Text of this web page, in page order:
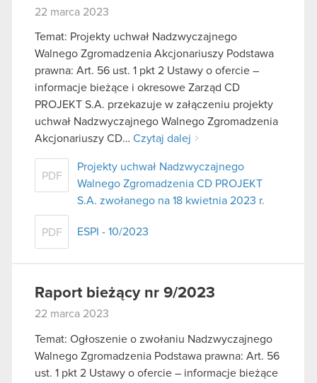
22 marca 2023
Temat: Projekty uchwał Nadzwyczajnego
Walnego Zgromadzenia Akcjonariuszy Podstawa
prawna: Art. 56 ust. 1 pkt 2 Ustawy o ofercie –
informacje bieżące i okresowe Zarząd CD
PROJEKT S.A. przekazuje w załączeniu projekty
uchwał Nadzwyczajnego Walnego Zgromadzenia
Akcjonariuszy CD… Czytaj dalej
PDF
Projekty uchwał Nadzwyczajnego
Walnego Zgromadzenia CD PROJEKT
S.A. zwołanego na 18 kwietnia 2023 r.
PDF ESPI - 10/2023
Raport bieżący nr 9/2023
22 marca 2023
Temat: Ogłoszenie o zwołaniu Nadzwyczajnego
Walnego Zgromadzenia Podstawa prawna: Art. 56
ust. 1 pkt 2 Ustawy o ofercie – informacje bieżące